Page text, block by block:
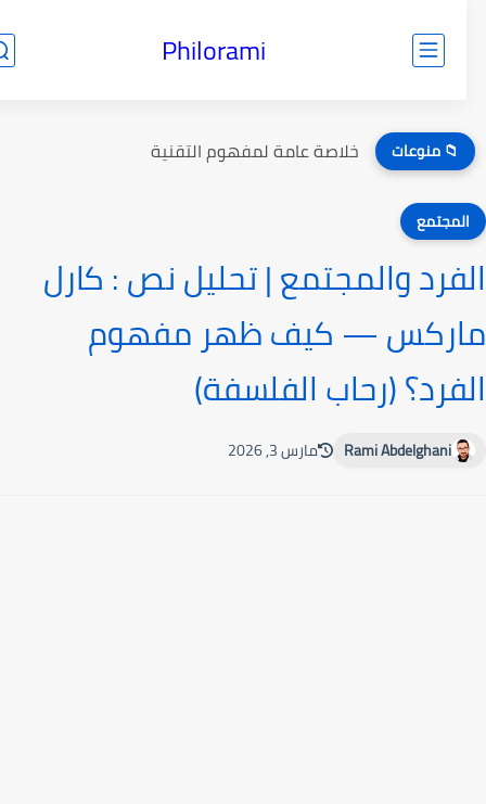
Philorami
📁 منوعات خلاصة عامة لمفهوم التقنية
والمجتمع | تحليل نص : كارل
— كيف ظهر مفهوم
(رحاب الفلسفة)
Rami Abdelghani مارس 3, 2026